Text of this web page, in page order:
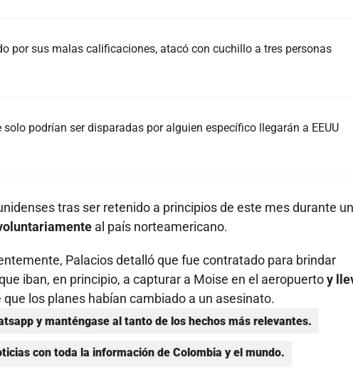
por sus malas calificaciones, atacó con cuchillo a tres personas
podrían ser disparadas por alguien específico llegarán a EEUU
tras ser retenido a principios de este mes durante
al país norteamericano.
Palacios detalló que fue contratado para brindar
iban, en principio, a capturar a Moise en el aeropuertoy
los planes habían cambiado a un asesinato.
y manténgase al tanto de los hechos más relevantes.
con toda la información de Colombia y el mundo.